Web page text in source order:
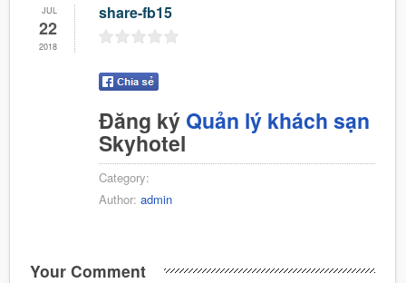
JUL
22
2018
share-fb15
Đăng ký Quản lý khách sạn
Skyhotel
Category:
Author: admin
Your Comment